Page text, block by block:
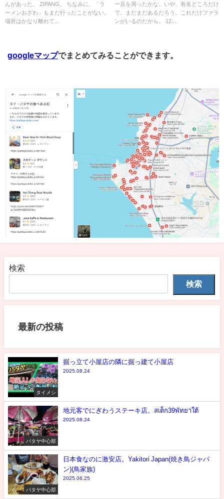
んがあった。 ZIPANG。 ちなみに、「ラ
ーメンおざわ」もまだ行ったことがない。
場所はかなり離れて...
ー店を周ったかな。いや、有名どころだけ
で、まだまだあるだろう。これだけファラ
ンがいるのだから。 12:...
googleマップでまとめてみることができます。
検索
検索
最新の投稿
タイメシ
掘っ立て小屋店の隣に掘っ建て小屋店
2025.08.24
パタヤ中心部
地元客でにぎわうステーキ店。สเต็ก39พัทยาใต้
2025.08.24
パタヤ中心部
日本食なのに激安店。Yakitori Japan(焼き鳥ジャパ
ン)(鳥家族)
2025.06.25